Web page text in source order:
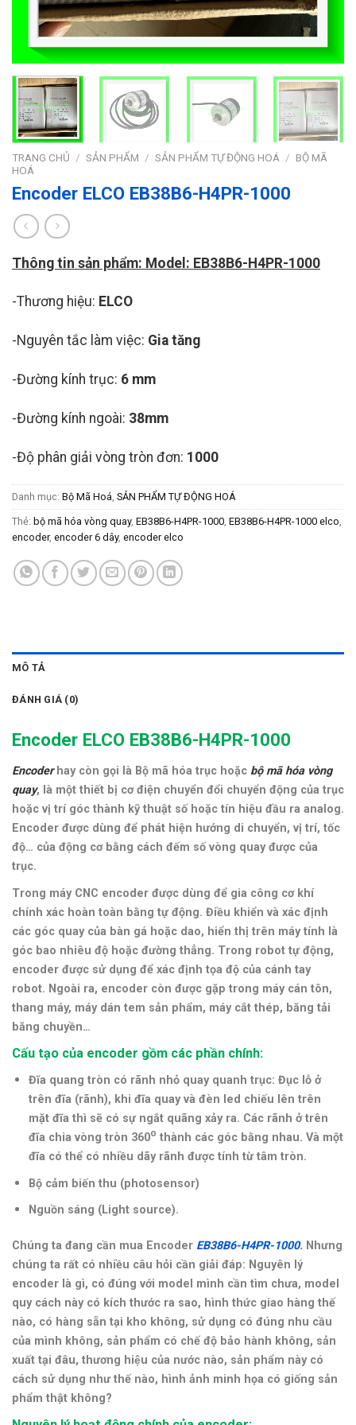
TRANG CHỦ / SẢN PHẨM / SẢN PHẨM TỰ ĐỘNG HOÁ / BỘ MÃ
HOÁ
Encoder ELCO EB38B6-H4PR-1000
Thông tin sản phẩm: Model: EB38B6-H4PR-1000
-Thương hiệu: ELCO
-Nguyên tắc làm việc: Gia tăng
-Đường kính trục: 6 mm
-Đường kính ngoài: 38mm
-Độ phân giải vòng tròn đơn: 1000
Danh mục: Bộ Mã Hoá, SẢN PHẨM TỰ ĐỘNG HOÁ
Thẻ: bộ mã hóa vòng quay, EB38B6-H4PR-1000, EB38B6-H4PR-1000 elco,
encoder, encoder 6 dây, encoder elco
MÔ TẢ
ĐÁNH GIÁ (0)
Encoder ELCO EB38B6-H4PR-1000
Encoderhay còn gọi là Bộ mã hóa trục hoặc bộ mã hóa vòng
quay, là một thiết bị cơ điện chuyển đổi chuyển động của trục
hoặc vị trí góc thành kỹ thuật số hoặc tín hiệu đầu ra analog.
Encoder được dùng để phát hiện hướng di chuyển, vị trí, tốc
độ… của động cơ bằng cách đếm số vòng quay được của
trục.
Trong máy CNC encoder được dùng để gia công cơ khí
chính xác hoàn toàn bằng tự động. Điều khiển và xác định
các góc quay của bàn gá hoặc dao, hiển thị trên máy tính là
góc bao nhiêu độ hoặc đường thẳng. Trong robot tự động,
encoder được sử dụng để xác định tọa độ của cánh tay
robot. Ngoài ra, encoder còn được gặp trong máy cán tôn,
thang máy, máy dán tem sản phẩm, máy cắt thép, băng tải
băng chuyền…
Cấu tạo của encoder gồm các phần chính:
Đĩa quang tròn có rãnh nhỏ quay quanh trục: Đục lỗ ở
trên đĩa (rãnh), khi đĩa quay và đèn led chiếu lên trên
mặt đĩa thì sẽ có sự ngắt quãng xảy ra. Các rãnh ở trên
đĩa chia vòng tròn 360o thành các góc bằng nhau. Và một
đĩa có thể có nhiều dãy rãnh được tính từ tâm tròn.
Bộ cảm biến thu (photosensor)
Nguồn sáng (Light source).
Chúng ta đang cần mua Encoder EB38B6-H4PR-1000. Nhưng
chúng ta rất có nhiều câu hỏi cần giải đáp: Nguyên lý
encoder là gì, có đúng với model mình cần tìm chưa, model
quy cách này có kích thước ra sao, hình thức giao hàng thế
nào, có hàng sẵn tại kho không, sử dụng có đúng nhu cầu
của mình không, sản phẩm có chế độ bảo hành không, sản
xuất tại đâu, thương hiệu của nước nào, sản phẩm này có
cách sử dụng như thế nào, hình ảnh minh họa có giống sản
phẩm thật không?